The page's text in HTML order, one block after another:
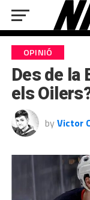
OPINIÓ
Des de la
els
by Victor